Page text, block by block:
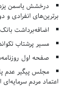
درخشش یاسمن
برترین‌های انفرادی و
اضافه‌برداشت
مسیر پرشتاب
صفحه اول روزنامه‌های 10
مجلس پیگیر عدم
اعتماد مردم